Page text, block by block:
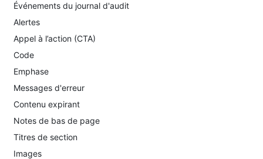
Événements du journal d'audit
Alertes
Appel à l’action (CTA)
Code
Emphase
Messages d'erreur
Contenu expirant
Notes de bas de page
Titres de section
Images